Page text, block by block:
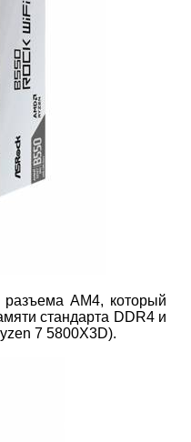
разъема AM4, который
стандарта DDR4 и
7 5800X3D).